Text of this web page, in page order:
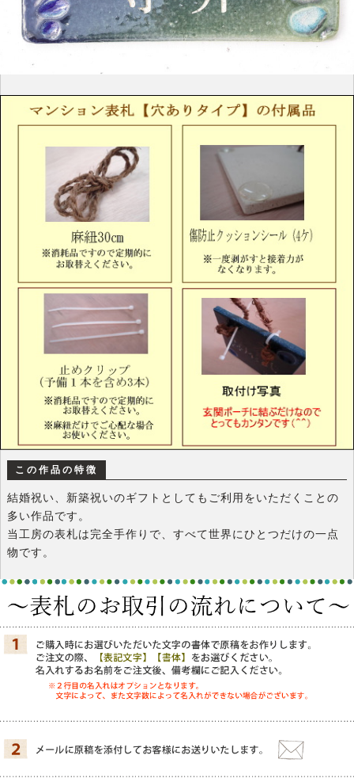
この作品の特徴
結婚祝い、新築祝いのギフトとしてもご利用をいただくことの
多い作品です。
当工房の表札は完全手作りで、すべて世界にひとつだけの一点
物です。